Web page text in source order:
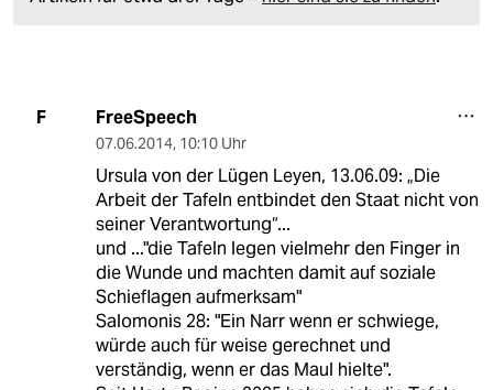
F FreeSpeech
07.06.2014, 10:10 Uhr
Ursula von der Lügen Leyen, 13.06.09: „Die
Arbeit der Tafeln entbindet den Staat nicht von
seiner Verantwortung“...
und ..."die Tafeln legen vielmehr den Finger in
die Wunde und machten damit auf soziale
Schieflagen aufmerksam"
Salomonis 28: "Ein Narr wenn er schwiege,
würde auch für weise gerechnet und
verständig, wenn er das Maul hielte".